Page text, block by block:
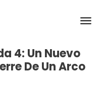
4: Un Nuevo
De Un Arco